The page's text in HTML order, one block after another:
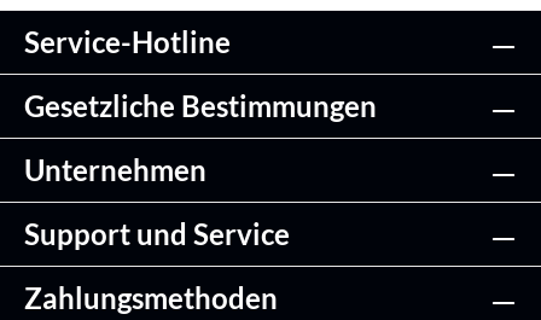
Service-Hotline
Gesetzliche Bestimmungen
Unternehmen
Support und Service
Zahlungsmethoden